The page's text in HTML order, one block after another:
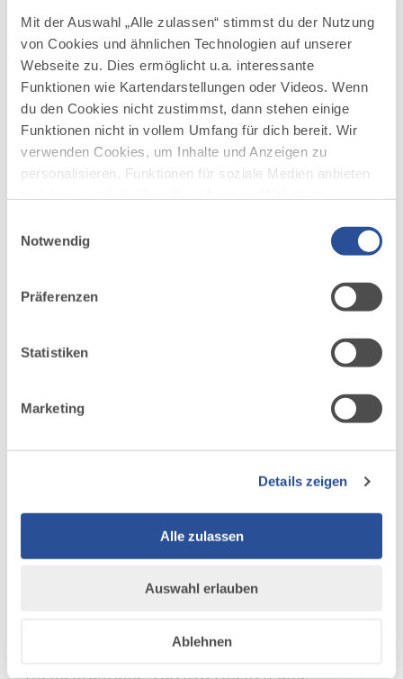
Mit der Auswahl „Alle zulassen“ stimmst du der Nutzung
von Cookies und ähnlichen Technologien auf unserer
Webseite zu. Dies ermöglicht u.a. interessante
Funktionen wie Kartendarstellungen oder Videos. Wenn
du den Cookies nicht zustimmst, dann stehen einige
Funktionen nicht in vollem Umfang für dich bereit. Wir
verwenden Cookies, um Inhalte und Anzeigen zu
personalisieren, Funktionen für soziale Medien anbieten
deiner Verwendung unserer Website an unsere Partner
möglicherweise mit weiteren Daten zusammen, die du
Nutzung der Dienste gesammelt haben.
Notwendig
Präferenzen
Statistiken
Marketing
Details zeigen
Alle zulassen
Auswahl erlauben
Ablehnen
FÜHRUNG
1 WEITERER TERMIN
1
Zeitreise ins Mittelalter -
Eine interaktive Kostümstadtführung für Kinder bis 12
Jahre. Kommt mit Barbara Beck, der Frau eines reichen
Memmingen vor mehr als 500 Jahren gelebt? Welche
mehr
dazu
MARKTPLATZ MEMMINGEN — MEMMINGEN
Altstadt mit Begehung der Stadtmauer lässt die
Jahrhunderte schmelzen und in eine vergangene Zeit
Themenführung "Hochweisheiten und